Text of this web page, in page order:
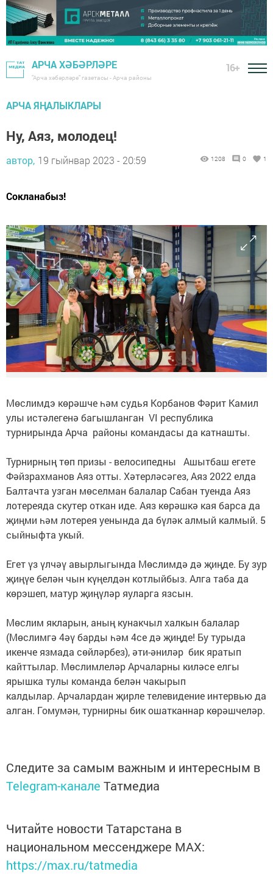
АРЧА ХӘБӘРЛӘРЕ
"Арча хәбәрләре" газетасы - Арча районы
16+
АРЧА ЯҢАЛЫКЛАРЫ
Ну, Аяз, молодец!
автор, 19 гыйнвар 2023 - 20:59 1208 0 1
Сокланабыз!
Мөслимдэ көрәшче һәм судья Корбанов Фәрит Камил
улы истәлегенә багышланган VI республика
турнирында Арча районы командасы да катнашты.
Турнирның төп призы - велосипедны Ашытбаш егете
Фәйзрахманов Аяз отты. Хәтерләсәгез, Аяз 2022 елда
Балтачта узган мөселман балалар Сабан туенда Аяз
лотереяда скутер откан иде. Аяз көрәшкә кая барса да
җиңми һәм лотерея уенында да бүләк алмый калмый. 5
сыйныфта укый.
Егет үз үлчәү авырлыгында Мөслимдә дә җиңде. Бу зур
җиңүе белән чын күңелдән котлыйбыз. Алга таба да
көрэшеп, матур җиңүләр яуларга язсын.
Мөслим якларын, аның кунакчыл халкын балалар
(Мөслимгә 4әү барды һәм 4се дә җиңде! Бу турыда
икенче язмада сөйләрбез), әти-әниләр бик яратып
кайттылар. Мөслимлеләр Арчаларны киләсе елгы
ярышка тулы команда белән чакырып
калдылар. Арчалардан җирле телевидение интервью да
алган. Гомумән, турнирны бик ошатканнар көрәшчеләр.
Следите за самым важным и интересным в
Telegram-канале Татмедиа
Читайте новости Татарстана в
национальном мессенджере MАХ:
https://max.ru/tatmedia